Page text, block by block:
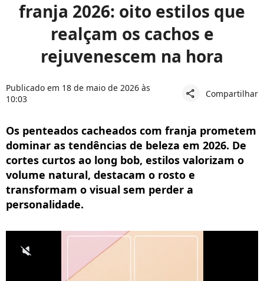
franja 2026: oito estilos que
realçam os cachos e
rejuvenescem na hora
Publicado em 18 de maio de 2026 às
10:03
share Compartilhar
Os penteados cacheados com franja prometem
dominar as tendências de beleza em 2026. De
cortes curtos ao long bob, estilos valorizam o
volume natural, destacam o rosto e
transformam o visual sem perder a
personalidade.